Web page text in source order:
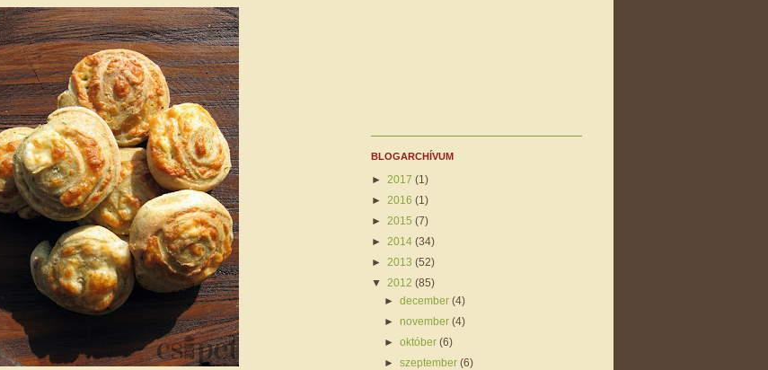
BLOGARCHÍVUM
► 2017 (1)
► 2016 (1)
► 2015 (7)
► 2014 (34)
► 2013 (52)
▼ 2012 (85)
►december(4)
►november(4)
►október(6)
►szeptember(6)